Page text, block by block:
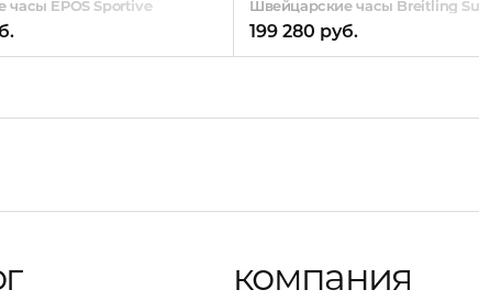
часы EPOS Sportive Швейцарские часы Breitling
199 280 руб.
компания